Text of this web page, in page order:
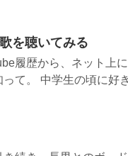
を聴いてみる
履歴から、ネット上
って。 中学生の頃に好